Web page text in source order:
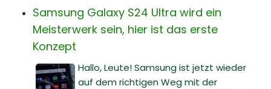
Samsung Galaxy S24 Ultra wird ein
Meisterwerk sein, hier ist das erste
Konzept
Hallo, Leute! Samsung ist jetzt wieder
auf dem richtigen Weg mit der